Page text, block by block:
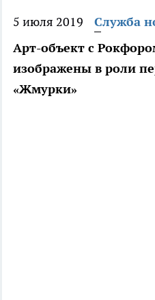
5 июля 2019
Служба
Арт-объект с
изображены в роли
«Жмурки»